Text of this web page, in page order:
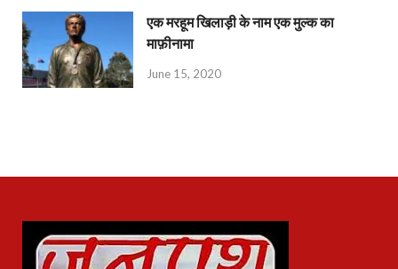
एक मरहूम खिलाड़ी के नाम एक मुल्क का
माफ़ीनामा
June 15, 2020